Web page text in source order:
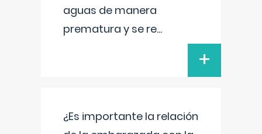
aguas de manera
prematura y se re...
+
¿Es importante la relación